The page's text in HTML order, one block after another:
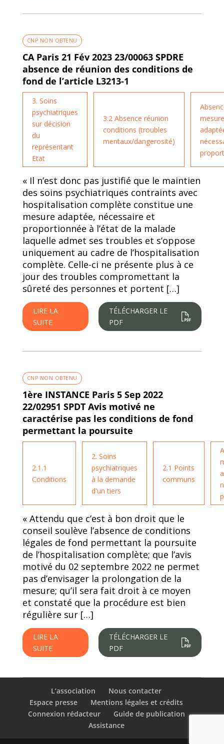
CNP NON OBTENU
CA Paris 21 Fév 2023 23/00063 SPDRE
absence de réunion des conditions de
fond de l’article L3213-1
3. Soins
psychiatriques
sur décision
du
représentant
Etat
3.2 Absence réunion
conditions (troubles
mentaux/dangerosité)
mesure
« Il n’est donc pas justifié que le maintien
des soins psychiatriques contraints avec
hospitalisation complète constitue une
mesure adaptée, nécessaire et
proportionnée à l’état de la malade
laquelle admet ses troubles et s’oppose
uniquement au cadre de l’hospitalisation
complète. Celle-ci ne présente plus à ce
jour des troubles compromettant la
sûreté des personnes et portent […]
LIRE LA
SUITE
TÉLÉCHARGER LE
PDF
CNP NON OBTENU
1ère INSTANCE Paris 5 Sep 2022
22/02951 SPDT Avis motivé ne
caractérise pas les conditions de fond
permettant la poursuite
2.1.1
Conditions
2. Soins
psychiatriques
à la demande
d'un tiers
2.1 Points
communs
« Attendu que c’est à bon droit que le
conseil soulève l’absence de conditions
légales de fond permettant la poursuite
de l’hospitalisation complète; que l’avis
motivé du 02 septembre 2022 ne permet
pas d’envisager la prolongation de la
mesure; qu’il sera fait droit à ce moyen
et constaté que la procédure est bien
régulière sur […]
LIRE LA
SUITE
TÉLÉCHARGER LE
PDF
L’association
Nous contacter
Espace presse
Mentions légales et crédits
Connexion rédacteur
Guide de publication
Assistance